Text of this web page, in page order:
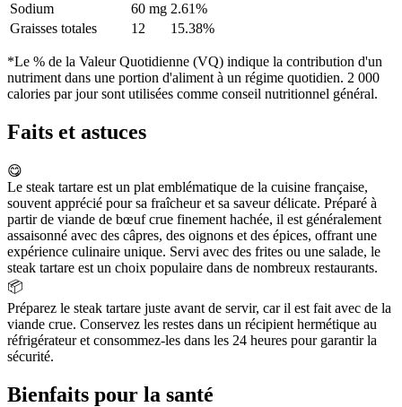
Sodium
60 mg 2.61%
Graisses totales
12 15.38%
*Le % de la Valeur Quotidienne (VQ) indique la contribution d'un
nutriment dans une portion d'aliment à un régime quotidien. 2 000
calories par jour sont utilisées comme conseil nutritionnel général.
Faits et astuces
😋
Le steak tartare est un plat emblématique de la cuisine française,
souvent apprécié pour sa fraîcheur et sa saveur délicate. Préparé à
partir de viande de bœuf crue finement hachée, il est généralement
assaisonné avec des câpres, des oignons et des épices, offrant une
expérience culinaire unique. Servi avec des frites ou une salade, le
steak tartare est un choix populaire dans de nombreux restaurants.
📦
Préparez le steak tartare juste avant de servir, car il est fait avec de la
viande crue. Conservez les restes dans un récipient hermétique au
réfrigérateur et consommez-les dans les 24 heures pour garantir la
sécurité.
Bienfaits pour la santé